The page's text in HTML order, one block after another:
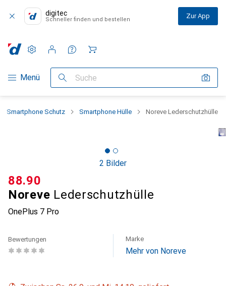
digitec
Schneller finden und bestellen Zur App
Navigation nach Kategorien
Menü Suche
Einstellungen
Kundenkonto
Vergleichslisten
Merklisten
Warenkorb
Smartphone Schutz Smartphone Hülle Noreve Lederschutzhülle
2 Bilder
Noreve Lederschutzhülle
OnePlus 7 Pro
CHF
88.90
Bewertungen Marke
Mehr von Noreve